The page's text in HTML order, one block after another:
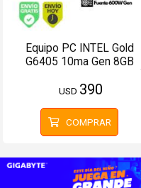
Equipo PC INTEL Gold
G6405 10ma Gen 8GB
USD 390
COMPRAR